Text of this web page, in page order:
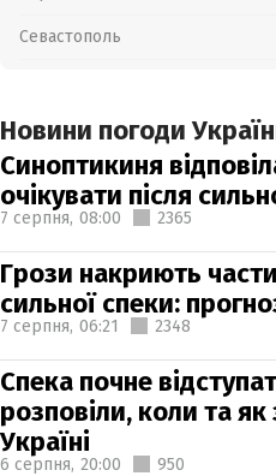
Севастополь
Новини погоди
Синоптикиня
очікувати після
7 серпня, 08:00 2365
Грози накриють
сильної спеки:
7 серпня, 06:21 2348
Спека почне
розповіли, коли та
Україні
6 серпня, 20:00 950